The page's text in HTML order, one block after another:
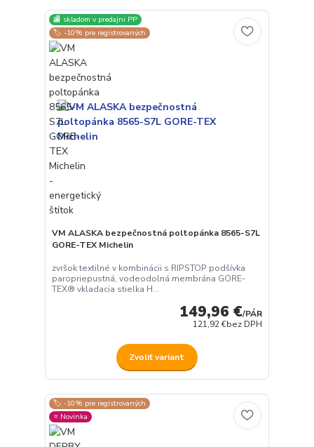
🏬 skladom v predajni PP
🏷️ -10% pre registrovaných
VM ALASKA bezpečnostná poltopánka 8565-S7L
GORE-TEX Michelin
zvršok textilné v kombinácii s RIPSTOP podšívka
paropriepustná, vodeodolná membrána GORE-
TEX® vkladacia stielka H...
149,96 €/PÁR
121,92 €bez DPH
Zvoliť variant
🏷️ -10% pre registrovaných
⭐️ Novinka